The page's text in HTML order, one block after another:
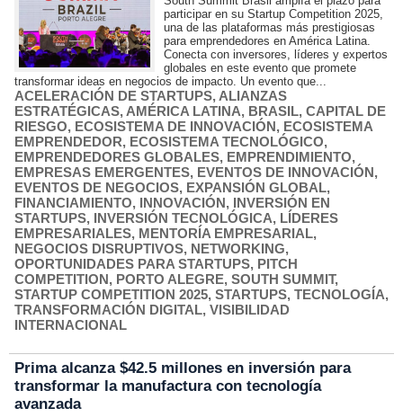
participar en su Startup Competition 2025,
una de las plataformas más prestigiosas
para emprendedores en América Latina.
Conecta con inversores, líderes y expertos
globales en este evento que promete
transformar ideas en negocios de impacto. Un evento que...
ACELERACIÓN DE STARTUPS, ALIANZAS
ESTRATÉGICAS, AMÉRICA LATINA, BRASIL, CAPITAL DE
RIESGO, ECOSISTEMA DE INNOVACIÓN, ECOSISTEMA
EMPRENDEDOR, ECOSISTEMA TECNOLÓGICO,
EMPRENDEDORES GLOBALES, EMPRENDIMIENTO,
EMPRESAS EMERGENTES, EVENTOS DE INNOVACIÓN,
EVENTOS DE NEGOCIOS, EXPANSIÓN GLOBAL,
FINANCIAMIENTO, INNOVACIÓN, INVERSIÓN EN
STARTUPS, INVERSIÓN TECNOLÓGICA, LÍDERES
EMPRESARIALES, MENTORÍA EMPRESARIAL,
NEGOCIOS DISRUPTIVOS, NETWORKING,
OPORTUNIDADES PARA STARTUPS, PITCH
COMPETITION, PORTO ALEGRE, SOUTH SUMMIT,
STARTUP COMPETITION 2025, STARTUPS, TECNOLOGÍA,
TRANSFORMACIÓN DIGITAL, VISIBILIDAD
INTERNACIONAL
Prima alcanza $42.5 millones en inversión para
transformar la manufactura con tecnología
avanzada